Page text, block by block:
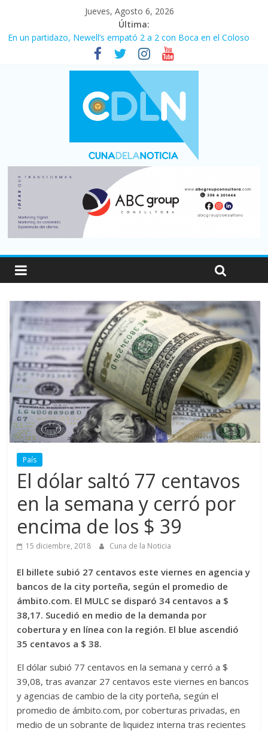
Jueves, Agosto 6, 2026
Última:
Pullaro mejora sus relaciones con el Gobierno nacional
En un partidazo, Newell’s empató 2 a 2 con Boca en el Coloso
Vacaciones de invierno con más movimiento y consumo
turístico: 4,6 millones de personas viajaron por el país, un 5,9%
Fuerte caída de la venta de autos usados en julio: bajó un 12,6%
Central venció 1 a 0 al River de Coudet en el Monumental
País
El dólar saltó 77 centavos
en la semana y cerró por
encima de los $ 39
15 diciembre, 2018 Cuna de la Noticia
El billete subió 27 centavos este viernes en agencia y
bancos de la city porteña, según el promedio de
ámbito.com. El MULC se disparó 34 centavos a $
38,17. Sucedió en medio de la demanda por
cobertura y en línea con la región. El blue ascendió
35 centavos a $ 38.
El dólar subió 77 centavos en la semana y cerró a $
39,08, tras avanzar 27 centavos este viernes en bancos
y agencias de cambio de la city porteña, según el
promedio de ámbito.com, por coberturas privadas, en
medio de un sobrante de liquidez interna tras recientes